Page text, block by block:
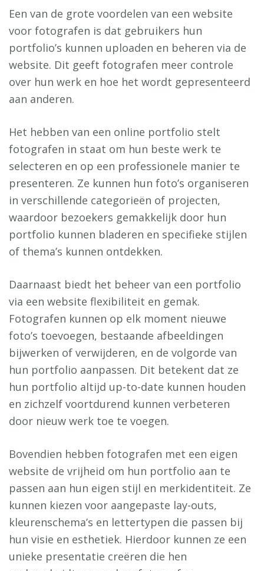
Een van de grote voordelen van een website
voor fotografen is dat gebruikers hun
portfolio’s kunnen uploaden en beheren via de
website. Dit geeft fotografen meer controle
over hun werk en hoe het wordt gepresenteerd
aan anderen.
Het hebben van een online portfolio stelt
fotografen in staat om hun beste werk te
selecteren en op een professionele manier te
presenteren. Ze kunnen hun foto’s organiseren
in verschillende categorieën of projecten,
waardoor bezoekers gemakkelijk door hun
portfolio kunnen bladeren en specifieke stijlen
of thema’s kunnen ontdekken.
Daarnaast biedt het beheer van een portfolio
via een website flexibiliteit en gemak.
Fotografen kunnen op elk moment nieuwe
foto’s toevoegen, bestaande afbeeldingen
bijwerken of verwijderen, en de volgorde van
hun portfolio aanpassen. Dit betekent dat ze
hun portfolio altijd up-to-date kunnen houden
en zichzelf voortdurend kunnen verbeteren
door nieuw werk toe te voegen.
Bovendien hebben fotografen met een eigen
website de vrijheid om hun portfolio aan te
passen aan hun eigen stijl en merkidentiteit. Ze
kunnen kiezen voor aangepaste lay-outs,
kleurenschema’s en lettertypen die passen bij
hun visie en esthetiek. Hierdoor kunnen ze een
unieke presentatie creëren die hen